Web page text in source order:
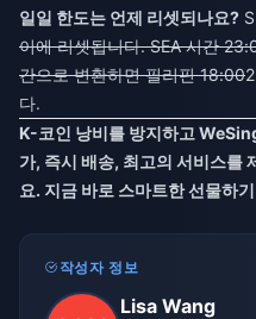
일일 한도는 언제 리셋되나요?
이에 리셋됩니다. SEA 시간
간으로 변환하면 필리핀 18:00
다.
K-코인 낭비를 방지하고
가, 즉시 배송, 최고의 서비스를
요. 지금 바로 스마트한 선물하
작성자 정보
Lisa Wang